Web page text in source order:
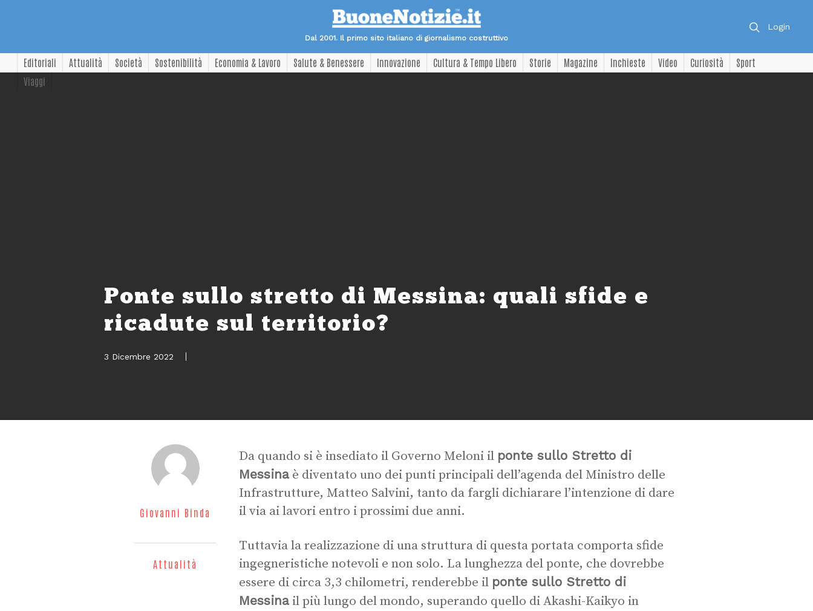
Dal 2001. Il primo sito italiano di giornalismo costruttivo
Login
Editoriali Attualità Società Sostenibilità Economia & Lavoro Salute & Benessere Innovazione Cultura & Tempo Libero Storie Magazine Inchieste Video Curiosità
Sport
Viaggi
Ponte sullo stretto di Messina: quali sfide e
ricadute sul territorio?
3 Dicembre 2022
Giovanni Binda
Attualità
Da quando si è insediato il Governo Meloni il ponte sullo Stretto di
Messina è diventato uno dei punti principali dell’agenda del Ministro delle
Infrastrutture, Matteo Salvini, tanto da fargli dichiarare l’intenzione di dare
il via ai lavori entro i prossimi due anni.
Tuttavia la realizzazione di una struttura di questa portata comporta sfide
ingegneristiche notevoli e non solo. La lunghezza del ponte, che dovrebbe
essere di circa 3,3 chilometri, renderebbe il ponte sullo Stretto di
Messina il più lungo del mondo, superando quello di Akashi-Kaikyo in